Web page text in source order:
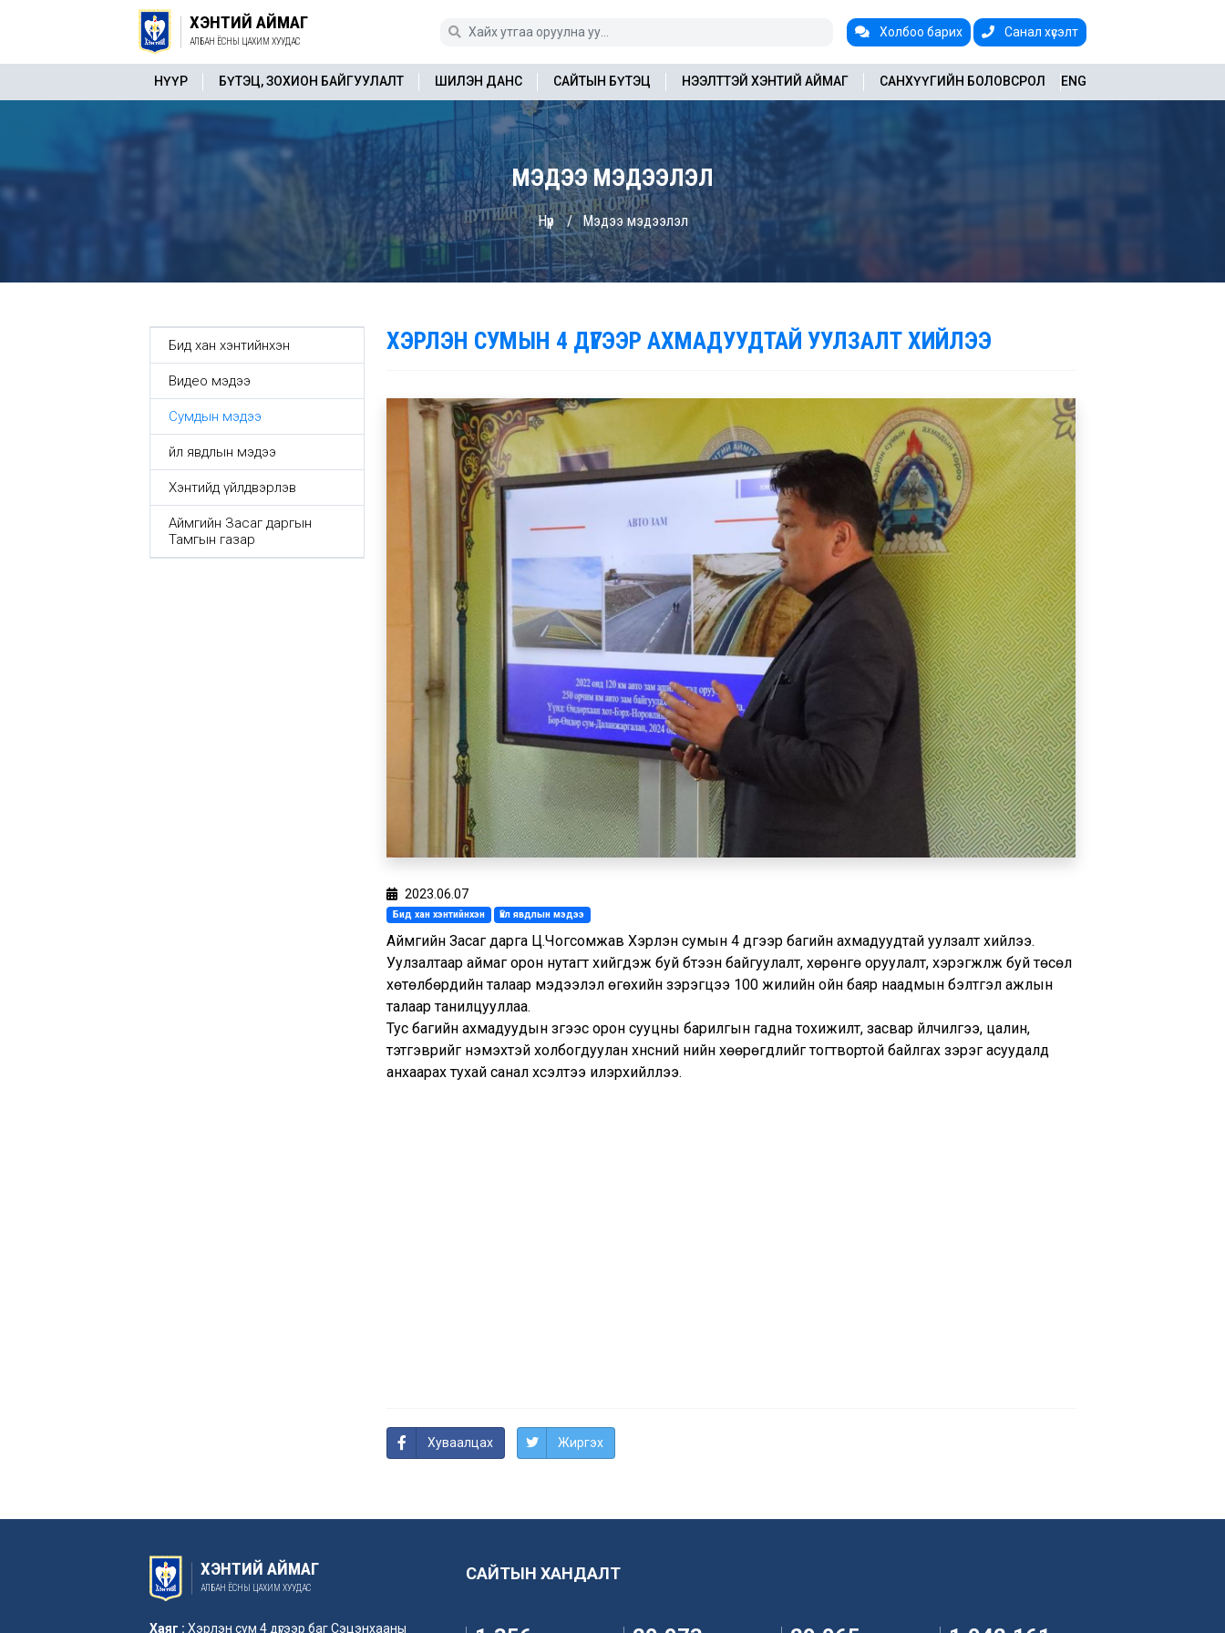
Холбоо барих Санал хүсэлт
ХЭНТИЙ АЙМАГ
АЛБАН ЁСНЫ ЦАХИМ ХУУДАС
ENG
НҮҮР БҮТЭЦ, ЗОХИОН БАЙГУУЛАЛТ ШИЛЭН ДАНС САЙТЫН БҮТЭЦ НЭЭЛТТЭЙ ХЭНТИЙ АЙМАГ САНХҮҮГИЙН БОЛОВСРОЛ
МЭДЭЭ МЭДЭЭЛЭЛ
Нүүр Мэдээ мэдээлэл
Бид хан хэнтийнхэн
Видео мэдээ
Сумдын мэдээ
Үйл явдлын мэдээ
Хэнтийд үйлдвэрлэв
Аймгийн Засаг даргын
Тамгын газар
ХЭРЛЭН СУМЫН 4 ДҮГЭЭР АХМАДУУДТАЙ УУЛЗАЛТ ХИЙЛЭЭ
2023.06.07
Бид хан хэнтийнхэн Үйл явдлын мэдээ
Аймгийн Засаг дарга Ц.Чогсомжав Хэрлэн сумын 4 дүгээр багийн ахмадуудтай уулзалт хийлээ.
Уулзалтаар аймаг орон нутагт хийгдэж буй бүтээн байгуулалт, хөрөнгө оруулалт, хэрэгжүүлж буй төсөл
хөтөлбөрүүдийн талаар мэдээлэл өгөхийн зэрэгцээ 100 жилийн ойн баяр наадмын бэлтгэл ажлын
талаар танилцууллаа.
Тус багийн ахмадуудын зүгээс орон сууцны барилгын гадна тохижилт, засвар үйлчилгээ, цалин,
тэтгэврийг нэмэхтэй холбогдуулан хүнсний үнийн хөөрөгдлийг тогтвортой байлгах зэрэг асуудалд
анхаарах тухай санал хүсэлтээ илэрхийллээ.
Хуваалцах Жиргэх
ХЭНТИЙ АЙМАГ
АЛБАН ЁСНЫ ЦАХИМ ХУУДАС
Хаяг : Хэрлэн сум 4 дүгээр баг Сэцэнхааны
САЙТЫН ХАНДАЛТ